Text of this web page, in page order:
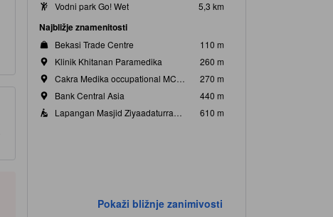
Vodni park Go! Wet
5,3 km
Najbližje znamenitosti
Bekasi Trade Centre
110 m
Klinik Khitanan Paramedika
260 m
Cakra Medika occupational MCU clinic
270 m
Bank Central Asia
440 m
Lapangan Masjid Ziyaadaturrahman
610 m
Pokaži bližnje zanimivosti